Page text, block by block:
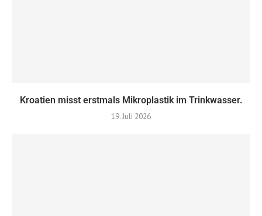
Kroatien misst erstmals Mikroplastik im Trinkwasser.
19. Juli 2026